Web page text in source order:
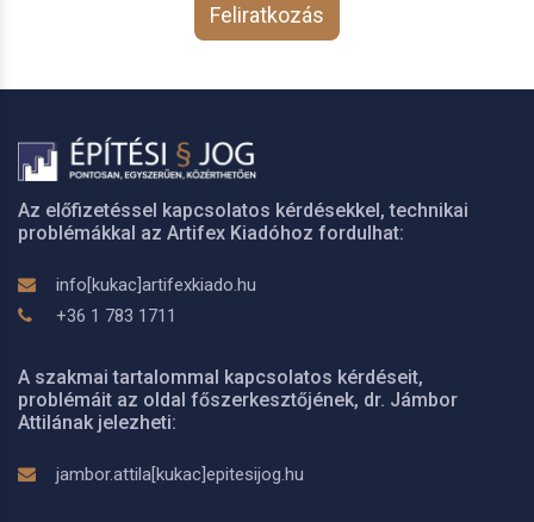
Feliratkozás
Az előfizetéssel kapcsolatos kérdésekkel, technikai
problémákkal az Artifex Kiadóhoz fordulhat:
info[kukac]artifexkiado.hu
+36 1 783 1711
A szakmai tartalommal kapcsolatos kérdéseit,
problémáit az oldal főszerkesztőjének, dr. Jámbor
Attilának jelezheti:
jambor.attila[kukac]epitesijog.hu